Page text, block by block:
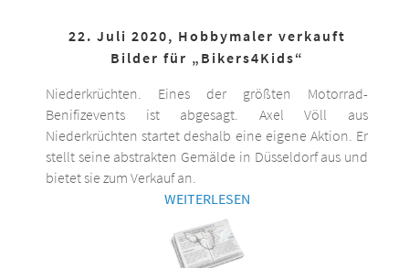
22. Juli 2020, Hobbymaler verkauft
Bilder für „Bikers4Kids“
Niederkrüchten. Eines der größten Motorrad-
Benifizevents ist abgesagt. Axel Völl aus
Niederkrüchten startet deshalb eine eigene Aktion. Er
stellt seine abstrakten Gemälde in Düsseldorf aus und
bietet sie zum Verkauf an.
WEITERLESEN